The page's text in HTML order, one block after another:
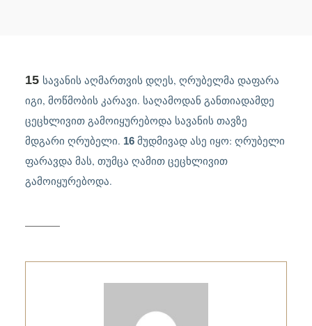
15 სავანის აღმართვის დღეს, ღრუბელმა დაფარა
იგი, მოწმობის კარავი. საღამოდან განთიადამდე
ცეცხლივით გამოიყურებოდა სავანის თავზე
მდგარი ღრუბელი. 16 მუდმივად ასე იყო: ღრუბელი
ფარავდა მას, თუმცა ღამით ცეცხლივით
გამოიყურებოდა.